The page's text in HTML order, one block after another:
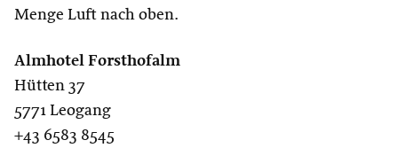
Menge Luft nach oben.
Almhotel Forsthofalm
Hütten 37
5771 Leogang
+43 6583 8545